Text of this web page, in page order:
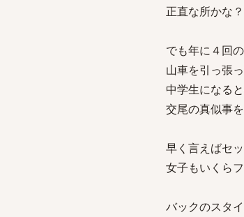
正直な所かな？
でも年に４回
山車を引っ張
中学生になる
交尾の真似事
早く言えばセ
女子もいくら
バックのスタ